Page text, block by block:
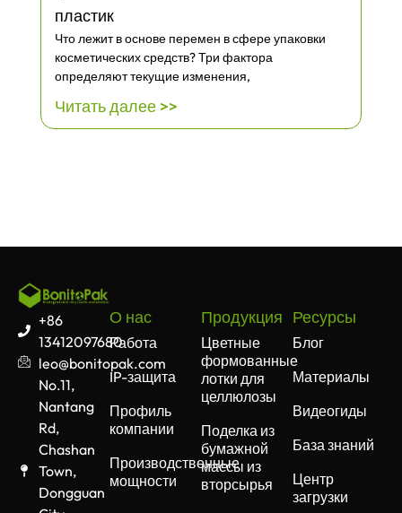
пластик
Что лежит в основе перемен в сфере упаковки
косметических средств? Три фактора
определяют текущие изменения,
Читать далее >>
+86
13412097680
leo@bonitopak.com
No.11,
Nantang
Rd,
Chashan
Town,
Dongguan
О нас
Работа
IP-защита
Профиль
компании
Производственные
мощности
Продукция
Цветные
формованные
лотки для
целлюлозы
Поделка из
бумажной
массы из
вторсырья
Ресурсы
Блог
Материалы
Видеогиды
База знаний
Центр
загрузки